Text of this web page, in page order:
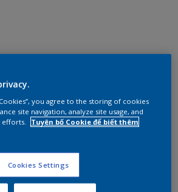
you agree to the storing of cookies
site navigation, analyze site usage, and
efforts.
Tuyên bố Cookie để biết thêm
Cookies Settings